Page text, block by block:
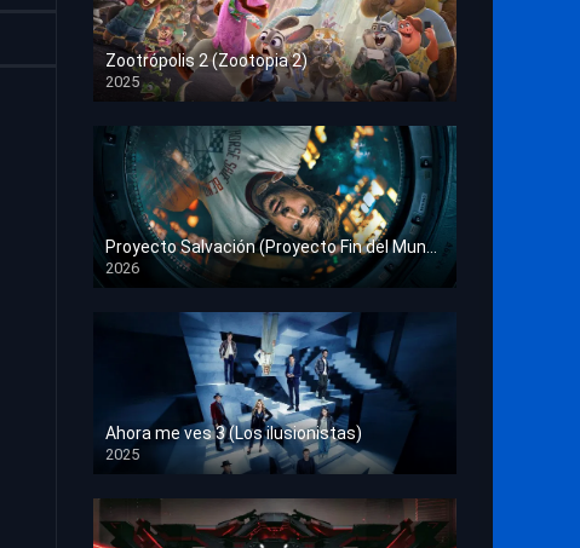
Zootrópolis 2 (Zootopia 2)
2025
HD 1080p
Proyecto Salvación (Proyecto Fin del Mundo)
2026
HD 1080p
Ahora me ves 3 (Los ilusionistas)
2025
HD 1080p